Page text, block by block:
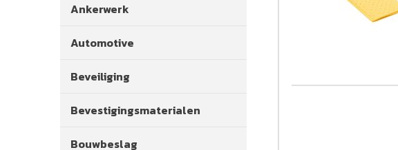
Ankerwerk
Automotive
Beveiliging
Bevestigingsmaterialen
Bouwbeslag